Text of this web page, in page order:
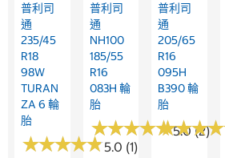
普利司
通
235/45
R18
98W
TURAN
ZA 6 輪
胎
★★★★★
★★★★★5.0 (1)
普利司
通
NH100
185/55
R16
083H 輪
胎
★★★★★
★★★★★5.0 (2)
普利司
通
205/65
R16
095H
B390 輪
胎
★★★
★★★